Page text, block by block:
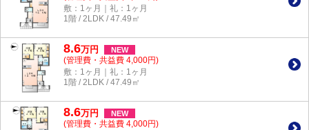
敷：1ヶ月｜礼：1ヶ月
1階 / 2LDK / 47.49㎡
8.6万円 NEW
(管理費・共益費 4,000円)
敷：1ヶ月｜礼：1ヶ月
1階 / 2LDK / 47.49㎡
8.6万円 NEW
(管理費・共益費 4,000円)